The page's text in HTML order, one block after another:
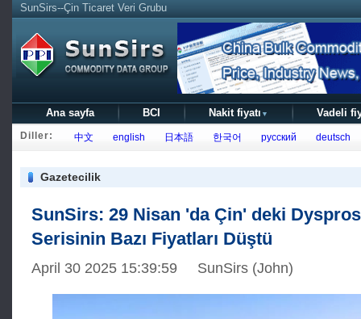
SunSirs--Çin Ticaret Veri Grubu
Ana sayfa BCI Nakit fiyatı ▼ Vadeli
Diller: 中文 english 日本語 한국어 русский deutsch
Gazetecilik
SunSirs: 29 Nisan 'da Çin' deki
Serisinin Bazı Fiyatları Düştü
April 30 2025 15:39:59 SunSirs (John)